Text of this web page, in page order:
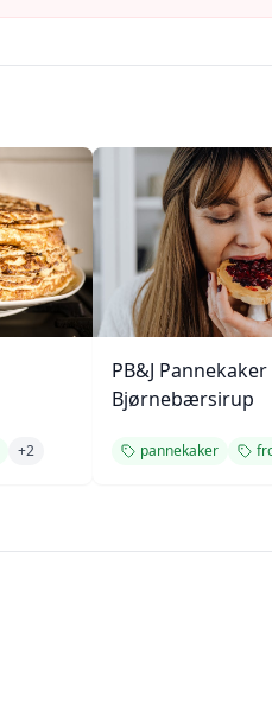
+2
PB&J
Bjørnebærsirup
pannekaker